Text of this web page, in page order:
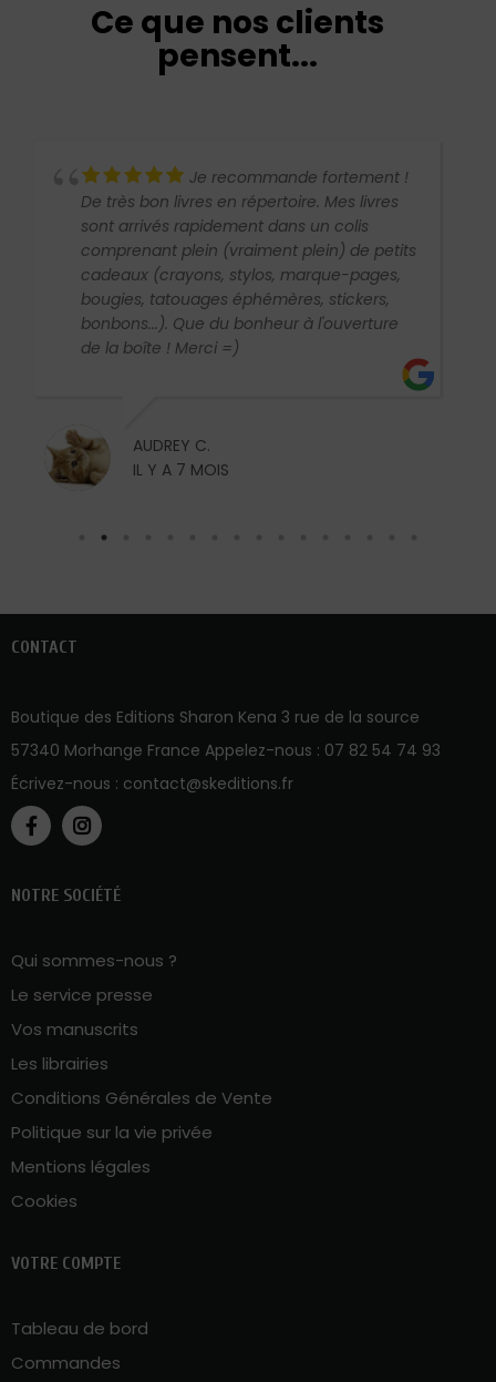
Ce que nos clients
pensent...
Je recommande fortement !
De très bon livres en répertoire. Mes livres
sont arrivés rapidement dans un colis
comprenant plein (vraiment plein) de petits
cadeaux (crayons, stylos, marque-pages,
bougies, tatouages éphémères, stickers,
bonbons...). Que du bonheur à l'ouverture
de la boîte ! Merci =)
AUDREY C.
IL Y A 7 MOIS
CONTACT
Boutique des Editions Sharon Kena 3 rue de la source
57340 Morhange France Appelez-nous : 07 82 54 74 93
Écrivez-nous : contact@skeditions.fr
NOTRE SOCIÉTÉ
Qui sommes-nous ?
Le service presse
Vos manuscrits
Les librairies
Conditions Générales de Vente
Politique sur la vie privée
Mentions légales
Cookies
VOTRE COMPTE
Tableau de bord
Commandes